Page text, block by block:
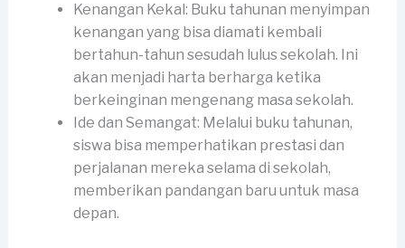
Kenangan Kekal: Buku tahunan menyimpan
kenangan yang bisa diamati kembali
bertahun-tahun sesudah lulus sekolah. Ini
akan menjadi harta berharga ketika
berkeinginan mengenang masa sekolah.
Ide dan Semangat: Melalui buku tahunan,
siswa bisa memperhatikan prestasi dan
perjalanan mereka selama di sekolah,
memberikan pandangan baru untuk masa
depan.